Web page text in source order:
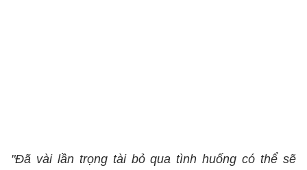
"Đã vài lần trọng tài bỏ qua tình huống có thể sẽ